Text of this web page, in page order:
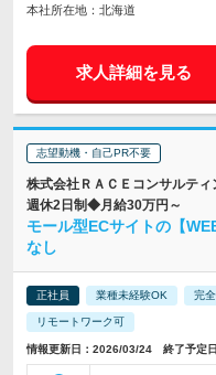
本社所在地：北海道
求人詳細を見る
志望動機・自己PR不要
株式会社ＲＡＣＥコンサルテ
週休2日制◆月給30万円～
モール型ECサイトの【
なし
正社員 業種未経験OK 完
リモートワーク可
情報更新日：2026/03/24 終了予定